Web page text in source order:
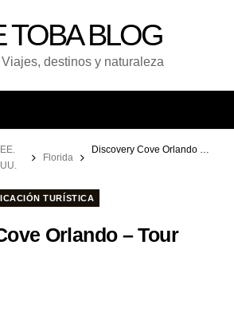
TOBA BLOG
destinos y naturaleza
EE.
UU.
Florida
Discovery Cove Orlando – Tour 360° VR
TURÍSTICA
Orlando – Tour